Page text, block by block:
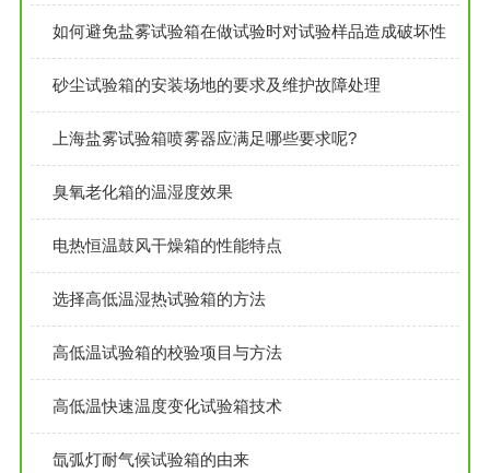
如何避免盐雾试验箱在做试验时对试验样品造成破坏性
砂尘试验箱的安装场地的要求及维护故障处理
上海盐雾试验箱喷雾器应满足哪些要求呢?
臭氧老化箱的温湿度效果
电热恒温鼓风干燥箱的性能特点
选择高低温湿热试验箱的方法
高低温试验箱的校验项目与方法
高低温快速温度变化试验箱技术
氙弧灯耐气候试验箱的由来